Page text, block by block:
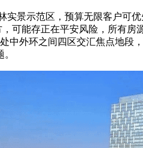
景示范区，预算无限客户可优
可能存正在平安风险，所有房
中外环之间四区交汇焦点地段